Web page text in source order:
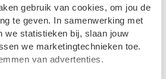
gebruik van cookies, om jou de
te geven. In samenwerking met
we statistieken bij, slaan jouw
we marketingtechnieken toe.
van advertenties.
zijn, maken we jouw